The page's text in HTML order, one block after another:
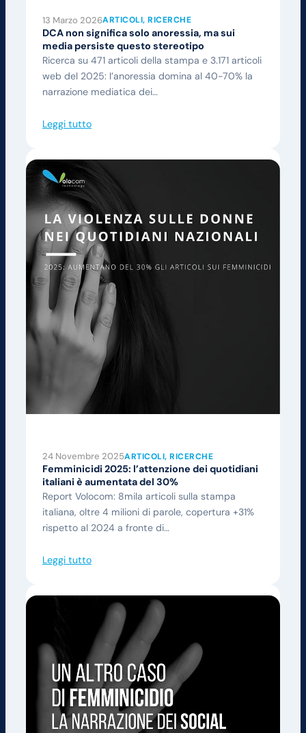
13 Marzo 2026ARTICOLI, RICERCHE
DCA non significa solo anoressia, ma sui
media persiste questo stereotipo
Ricerca su 471 articoli della stampa e 3.171 articoli
web del 2025: l’anoressia domina al 40-70% la
narrazione mediatica dei…
Leggi tutto
24 Novembre 2025ARTICOLI, RICERCHE
Femminicidi 2025: l’attenzione dei quotidiani
italiani è aumentata del 30%
Report Volocom: 8mila articoli sulla stampa
italiana, oltre 4 milioni di parole, copertura +31%
rispetto al 2024 a fronte di…
Leggi tutto